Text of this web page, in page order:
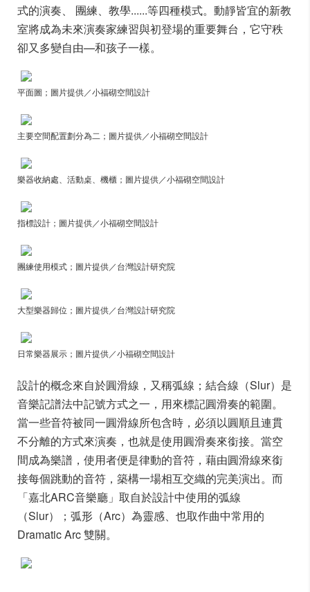
式的演奏、 團練、教學......等四種模式。動靜皆宜的新教
室將成為未來演奏家練習與初登場的重要舞台，它守秩
卻又多變自由—和孩子一樣。
平面圖；圖片提供／小福砌空間設計
主要空間配置劃分為二；圖片提供／小福砌空間設計
樂器收納處、活動桌、機櫃；圖片提供／小福砌空間設計
指標設計；圖片提供／小福砌空間設計
團練使用模式；圖片提供／台灣設計研究院
大型樂器歸位；圖片提供／台灣設計研究院
日常樂器展示；圖片提供／小福砌空間設計
設計的概念來自於圓滑線，又稱弧線；結合線（Slur）是
音樂記譜法中記號方式之一，用來標記圓滑奏的範圍。
當一些音符被同一圓滑線所包含時，必須以圓順且連貫
不分離的方式來演奏，也就是使用圓滑奏來銜接。當空
間成為樂譜，使用者便是律動的音符，藉由圓滑線來銜
接每個跳動的音符，築構一場相互交織的完美演出。而
「嘉北ARC音樂廳」取自於設計中使用的弧線
（Slur）；弧形（Arc）為靈感、也取作曲中常用的
Dramatic Arc 雙關。